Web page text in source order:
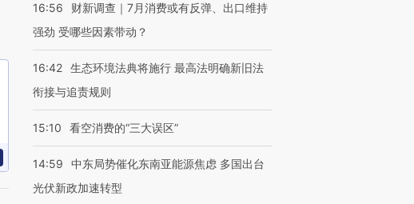
16:56
财新调查｜7月消费或有反弹、出口维持
强劲 受哪些因素带动？
16:42 生态环境法典将施行 最高法明确新旧法
衔接与追责规则
15:10 看空消费的“三大误区”
14:59
中东局势催化东南亚能源焦虑 多国出台
光伏新政加速转型